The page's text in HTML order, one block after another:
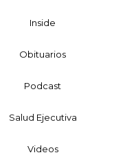
Inside
Obituarios
Podcast
Salud Ejecutiva
Videos